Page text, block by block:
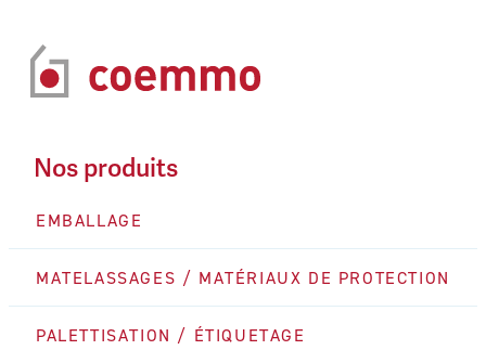
Nos produits
EMBALLAGE
MATELASSAGES / MATÉRIAUX DE PROTECTION
PALETTISATION / ÉTIQUETAGE